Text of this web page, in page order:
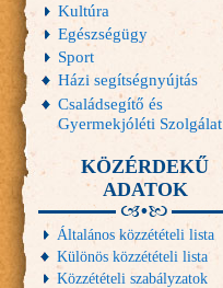
Kultúra
Egészségügy
Sport
Házi segítségnyújtás
Családsegítő és
Gyermekjóléti Szolgálat
KÖZÉRDEKŰ
ADATOK
Általános közzétételi lista
Különös közzétételi lista
Közzétételi szabályzatok